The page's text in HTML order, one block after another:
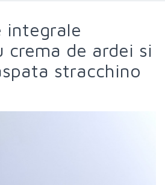
»
integrale
crema de ardei si
stracchino